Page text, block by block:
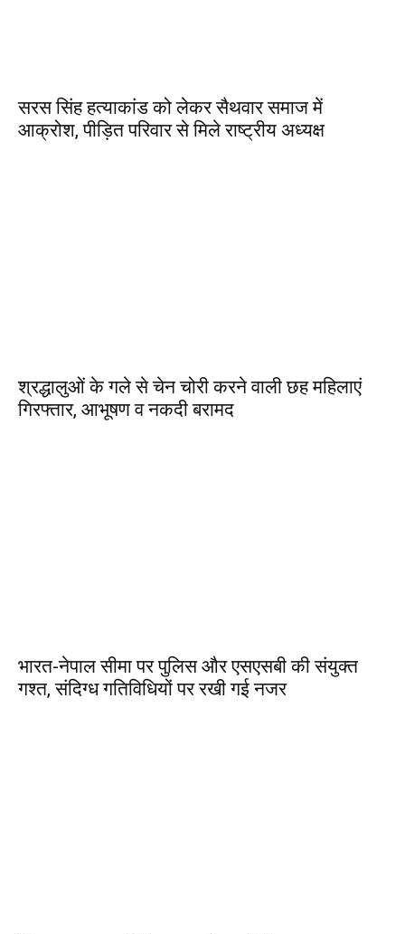
सरस सिंह हत्याकांड को लेकर सैथवार समाज में
आक्रोश, पीड़ित परिवार से मिले राष्ट्रीय अध्यक्ष
श्रद्धालुओं के गले से चेन चोरी करने वाली छह महिलाएं
गिरफ्तार, आभूषण व नकदी बरामद
भारत-नेपाल सीमा पर पुलिस और एसएसबी की संयुक्त
गश्त, संदिग्ध गतिविधियों पर रखी गई नजर